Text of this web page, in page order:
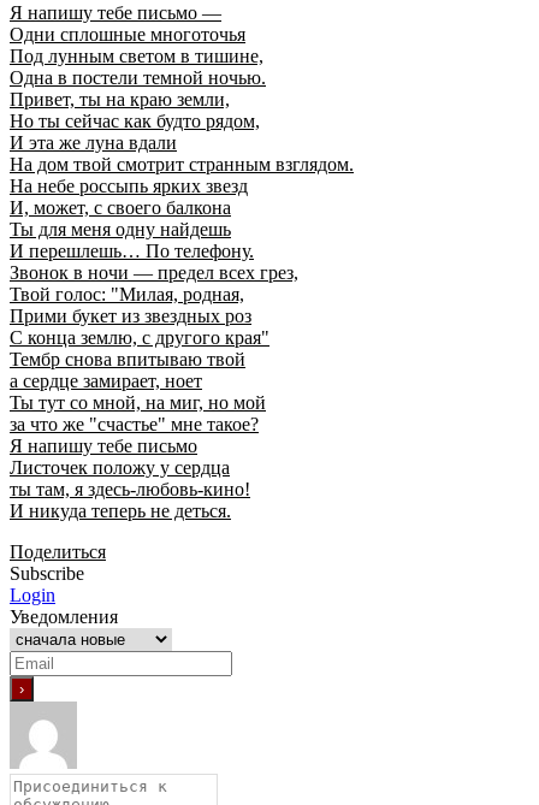
Я напишу тебе письмо —
Одни сплошные многоточья
Под лунным светом в тишине,
Одна в постели темной ночью.
Привет, ты на краю земли,
Но ты сейчас как будто рядом,
И эта же луна вдали
На дом твой смотрит странным взглядом.
На небе россыпь ярких звезд
И, может, с своего балкона
Ты для меня одну найдешь
И перешлешь… По телефону.
Звонок в ночи — предел всех грез,
Твой голос: "Милая, родная,
Прими букет из звездных роз
С конца землю, с другого края"
Тембр снова впитываю твой
а сердце замирает, ноет
Ты тут со мной, на миг, но мой
за что же "счастье" мне такое?
Я напишу тебе письмо
Листочек положу у сердца
ты там, я здесь-любовь-кино!
И никуда теперь не деться.
Поделиться
Subscribe
Login
Уведомления